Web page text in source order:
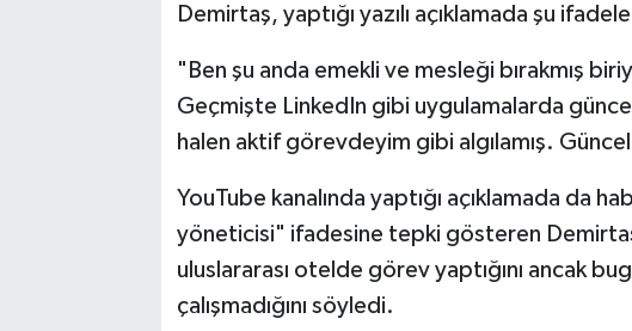
Demirtaş, yaptığı yazılı açıklamada şu
"Ben şu anda emekli ve mesleği bırakmış
Geçmişte LinkedIn gibi uygulamalarda
halen aktif görevdeyim gibi algılamış.
YouTube kanalında yaptığı açıklamada da
yöneticisi" ifadesine tepki gösteren
uluslararası otelde görev yaptığını ancak
çalışmadığını söyledi.